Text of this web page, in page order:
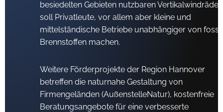
besiedelten Gebieten nutzbaren Vertikalwindräder
soll Privatleute, vor allem aber kleine und
mittelständische Betriebe unabhängiger von
Brennstoffen machen.
Weitere Förderprojekte der Region Hannover
betreffen die naturnahe Gestaltung von
Firmengeländen (AußenstelleNatur), kostenfreie
Beratungsangebote für eine verbesserte